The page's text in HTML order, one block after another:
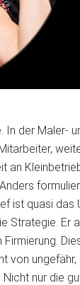
der Maler-
an
ist quasi das
Strategie. Er
von
nur die